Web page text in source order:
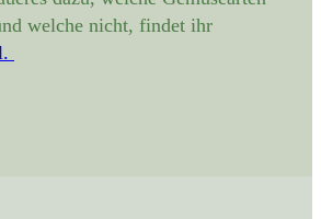
welche nicht, findet ihr